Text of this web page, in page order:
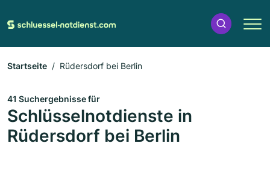
Startseite Rüdersdorf bei Berlin
41 Suchergebnisse für
Schlüsselnotdienste in
Rüdersdorf bei Berlin